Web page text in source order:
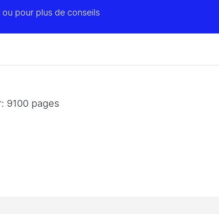
pour plus de conseils
9100 pages